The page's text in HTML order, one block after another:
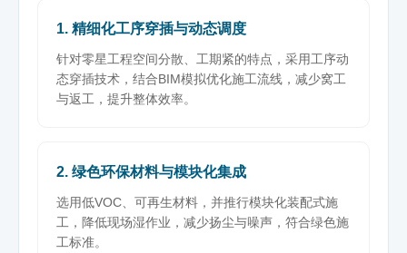
1. 精细化工序穿插与动态调度
针对零星工程空间分散、工期紧的特点，采用工序动
态穿插技术，结合BIM模拟优化施工流线，减少窝工
与返工，提升整体效率。
2. 绿色环保材料与模块化集成
选用低VOC、可再生材料，并推行模块化装配式施
工，降低现场湿作业，减少扬尘与噪声，符合绿色施
工标准。